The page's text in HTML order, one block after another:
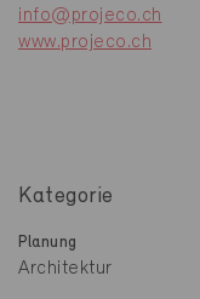
info@projeco.ch
www.projeco.ch
Kategorie
Planung
Architektur